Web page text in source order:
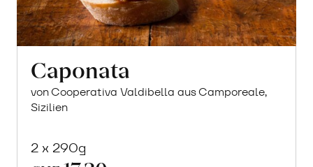
Caponata
von Cooperativa Valdibella aus Camporeale,
Sizilien
2 x 290g